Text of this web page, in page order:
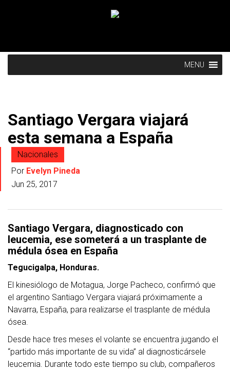
MENU
Santiago Vergara viajará
esta semana a España
Nacionales
Por Evelyn Pineda
Jun 25, 2017
Santiago Vergara, diagnosticado con
leucemia, ese someterá a un trasplante de
médula ósea en España
Tegucigalpa, Honduras.
El kinesiólogo de Motagua, Jorge Pacheco, confirmó que
el argentino Santiago Vergara viajará próximamente a
Navarra, España, para realizarse el trasplante de médula
ósea.
Desde hace tres meses el volante se encuentra jugando el
“partido más importante de su vida” al diagnosticársele
leucemia. Durante todo este tiempo su club, compañeros